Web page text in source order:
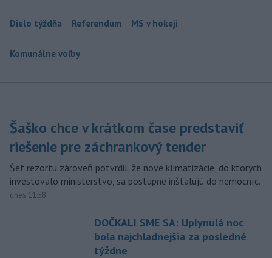
Dielo týždňa Referendum MS v hokeji
Komunálne voľby
Šaško chce v krátkom čase predstaviť
riešenie pre záchrankový tender
Šéf rezortu zároveň potvrdil, že nové klimatizácie, do ktorých
investovalo ministerstvo, sa postupne inštalujú do nemocníc.
dnes 11:58
DOČKALI SME SA: Uplynulá noc
bola najchladnejšia za posledné
týždne